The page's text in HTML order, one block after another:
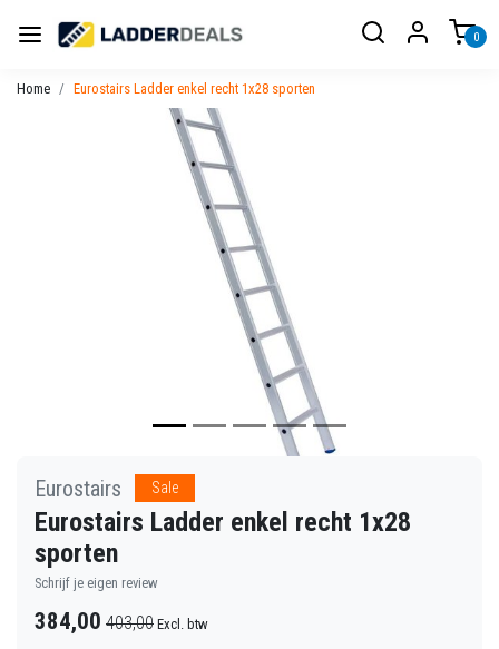
0
Home Eurostairs Ladder enkel recht 1x28 sporten
Eurostairs Sale
Eurostairs Ladder enkel recht 1x28
sporten
Schrijf je eigen review
384,00 403,00 Excl. btw